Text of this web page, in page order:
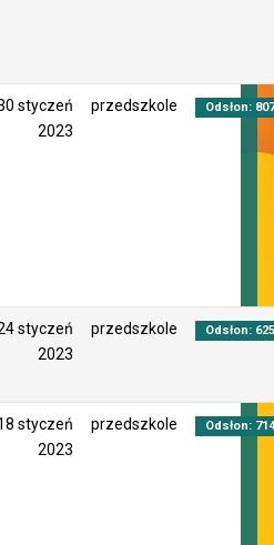
styczeń
2023
przedszkole Odsłon: 807
styczeń
2023
przedszkole Odsłon: 625
styczeń
2023
przedszkole Odsłon: 714